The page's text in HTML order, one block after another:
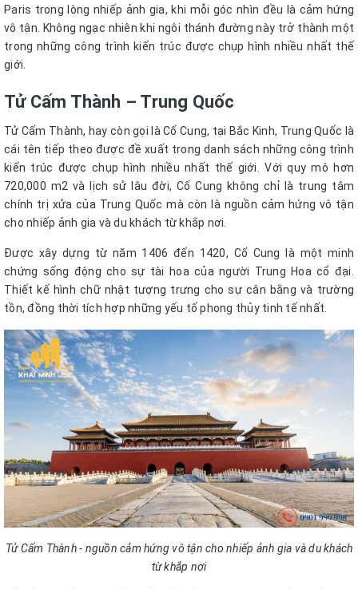
Paris trong lòng nhiếp ảnh gia, khi mỗi góc nhìn đều là cảm hứng
vô tận. Không ngạc nhiên khi ngôi thánh đường này trở thành một
trong những công trình kiến trúc được chụp hình nhiều nhất thế
giới.
Tử Cấm Thành – Trung Quốc
Tử Cấm Thành, hay còn gọi là Cố Cung, tại Bắc Kinh, Trung Quốc là
cái tên tiếp theo được đề xuất trong danh sách những công trình
kiến trúc được chụp hình nhiều nhất thế giới. Với quy mô hơn
720,000 m2 và lịch sử lâu đời, Cố Cung không chỉ là trung tâm
chính trị xửa của Trung Quốc mà còn là nguồn cảm hứng vô tận
cho nhiếp ảnh gia và du khách từ khắp nơi.
Được xây dựng từ năm 1406 đến 1420, Cố Cung là một minh
chứng sống động cho sự tài hoa của người Trung Hoa cổ đại.
Thiết kế hình chữ nhật tượng trưng cho sự cân bằng và trường
tồn, đồng thời tích hợp những yếu tố phong thủy tinh tế nhất.
Tử Cấm Thành - nguồn cảm hứng vô tận cho nhiếp ảnh gia và du khách
từ khắp nơi